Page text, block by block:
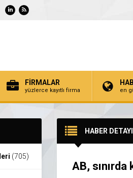
FİRMALAR
yüzlerce kayıtlı firma en
(705)
HABER DETAYI
AB,